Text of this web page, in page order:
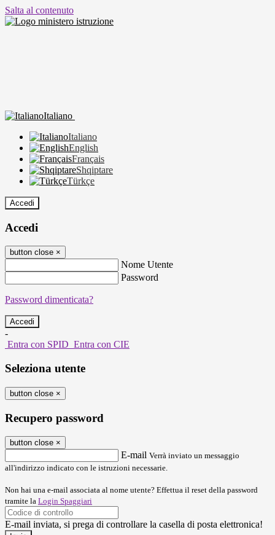
Salta al contenuto
Italiano
Italiano
English
Français
Shqiptare
Türkçe
Accedi
Accedi
button close ×
Nome Utente
Password
Password dimenticata?
-
Entra con SPID Entra con CIE
Seleziona utente
button close ×
Recupero password
button close ×
E-mail Verrà inviato un messaggio
all'indirizzo indicato con le istruzioni necessarie.
Non hai una e-mail associata al nome utente? Effettua il reset della password
tramite la Login Spaggiari
E-mail inviata, si prega di controllare la casella di posta elettronica!